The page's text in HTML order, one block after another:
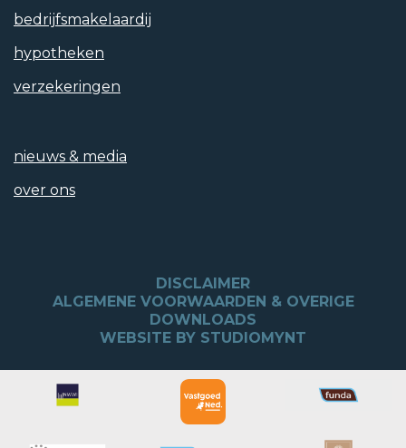
bedrijfs­makelaardij
hypotheken
verzekeringen
nieuws & media
over ons
DISCLAIMER
ALGEMENE VOORWAARDEN & OVERIGE
DOWNLOADS
WEBSITE BY STUDIOMYNT